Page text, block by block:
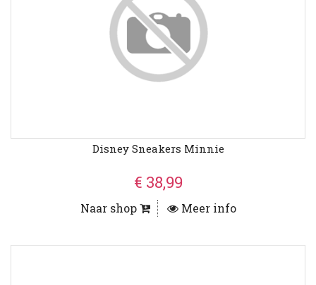
Disney Sneakers Minnie
€ 38,99
Naar shop Meer info